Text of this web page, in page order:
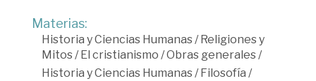
Materias:
Historia y Ciencias Humanas/Religiones y
Mitos/El cristianismo /Obras generales/
Historia y Ciencias Humanas/Filosofía /